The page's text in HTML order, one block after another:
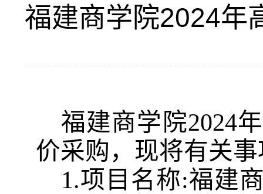
福建商学院2024年
福建商学院2024
价采购，现将有关
1.项目名称:福建